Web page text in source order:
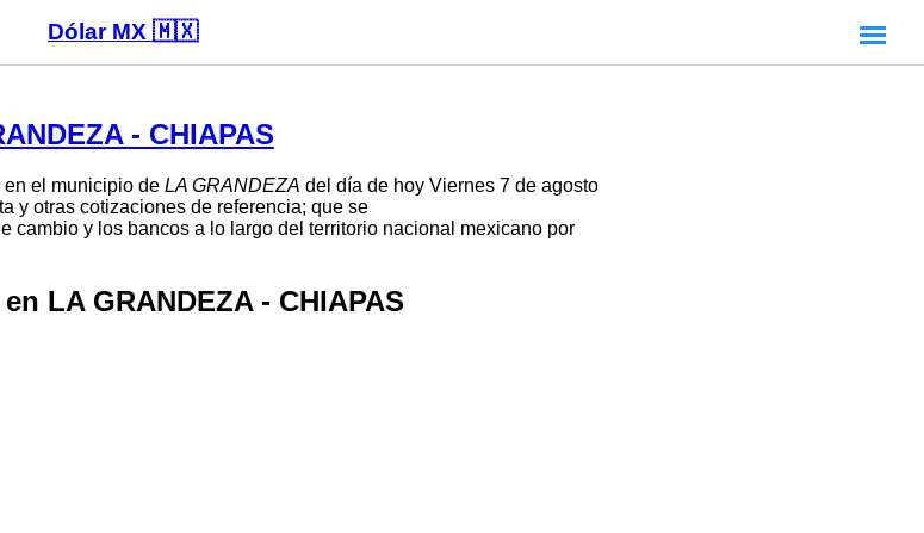
Dólar MX 🇲🇽
- CHIAPAS
el municipio de LA GRANDEZA del día de hoy Viernes 7 de agosto
y otras cotizaciones de referencia; que se
cambio y los bancos a lo largo del territorio nacional mexicano por
LA GRANDEZA - CHIAPAS